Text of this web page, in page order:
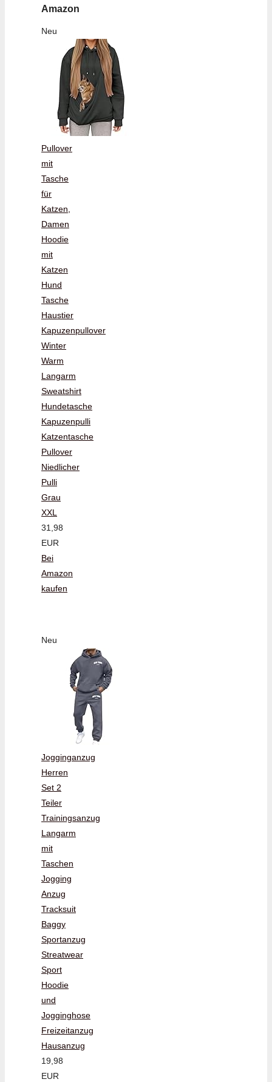
Amazon
Neu
Pullover
mit
Tasche
für
Katzen,
Damen
Hoodie
mit
Katzen
Hund
Tasche
Haustier
Kapuzenpullover
Winter
Warm
Langarm
Sweatshirt
Hundetasche
Kapuzenpulli
Katzentasche
Pullover
Niedlicher
Pulli
Grau
XXL
31,98
EUR
Bei
Amazon
kaufen
Neu
Jogginganzug
Herren
Set 2
Teiler
Trainingsanzug
Langarm
mit
Taschen
Jogging
Anzug
Tracksuit
Baggy
Sportanzug
Streatwear
Sport
Hoodie
und
Jogginghose
Freizeitanzug
Hausanzug
19,98
EUR